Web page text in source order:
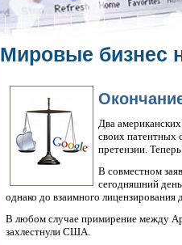
Мировые бизнес
Два
своих патентных
претензии.
В совместном
сегодняшний
однако до взаимного лицензирования
В любом случае примирение между
захлестнули США.